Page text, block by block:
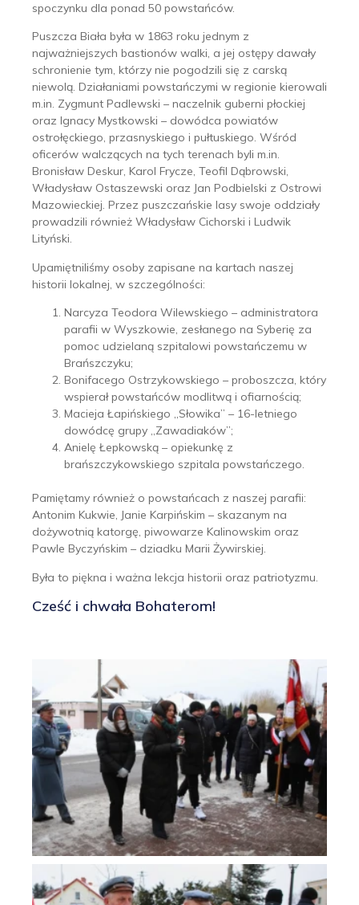
spoczynku dla ponad 50 powstańców.
Puszcza Biała była w 1863 roku jednym z
najważniejszych bastionów walki, a jej ostępy dawały
schronienie tym, którzy nie pogodzili się z carską
niewolą. Działaniami powstańczymi w regionie kierowali
m.in. Zygmunt Padlewski – naczelnik guberni płockiej
oraz Ignacy Mystkowski – dowódca powiatów
ostrołęckiego, przasnyskiego i pułtuskiego. Wśród
oficerów walczących na tych terenach byli m.in.
Bronisław Deskur, Karol Frycze, Teofil Dąbrowski,
Władysław Ostaszewski oraz Jan Podbielski z Ostrowi
Mazowieckiej. Przez puszczańskie lasy swoje oddziały
prowadzili również Władysław Cichorski i Ludwik
Lityński.
Upamiętniliśmy osoby zapisane na kartach naszej
historii lokalnej, w szczególności:
Narcyza Teodora Wilewskiego – administratora
parafii w Wyszkowie, zesłanego na Syberię za
pomoc udzielaną szpitalowi powstańczemu w
Brańszczyku;
Bonifacego Ostrzykowskiego – proboszcza, który
wspierał powstańców modlitwą i ofiarnością;
Macieja Łapińskiego „Słowika” – 16-letniego
dowódcę grupy „Zawadiaków”;
Anielę Łepkowską – opiekunkę z
brańszczykowskiego szpitala powstańczego.
Pamiętamy również o powstańcach z naszej parafii:
Antonim Kukwie, Janie Karpińskim – skazanym na
dożywotnią katorgę, piwowarze Kalinowskim oraz
Pawle Byczyńskim – dziadku Marii Żywirskiej.
Była to piękna i ważna lekcja historii oraz patriotyzmu.
Cześć i chwała Bohaterom!